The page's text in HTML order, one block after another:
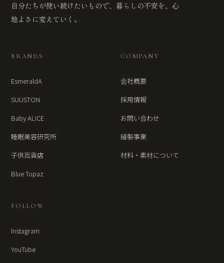
自分たちが使い続けたいもので、暮らしの不安を、心
地よさに変えていく。
BRANDS
EsmeraldA
SUUSTON
Baby ALICE
睡眠美容研究所
子供百貨店
Blue Topaz
COMPANY
会社概要
採用情報
お問い合わせ
縫製事業
材料・素材について
FOLLOW
Instagram
YouTube